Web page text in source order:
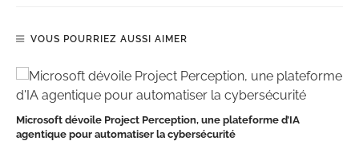
VOUS POURRIEZ AUSSI AIMER
Microsoft dévoile Project Perception, une plateforme d’IA
agentique pour automatiser la cybersécurité